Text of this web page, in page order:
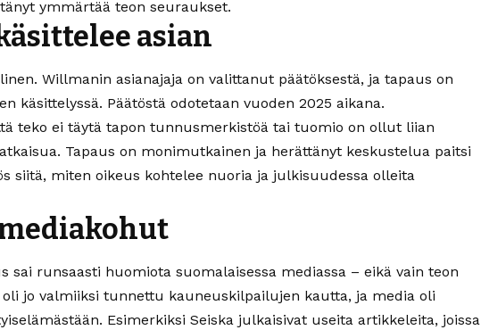
ymmärtää teon seuraukset.
asian
Willmanin asianajaja on valittanut päätöksestä, ja tapaus on
käsittelyssä. Päätöstä odotetaan vuoden 2025 aikana.
teko ei täytä tapon tunnusmerkistöä tai tuomio on ollut liian
Tapaus on monimutkainen ja herättänyt keskustelua paitsi
siitä, miten oikeus kohtelee nuoria ja julkisuudessa olleita
sai runsaasti huomiota suomalaisessa mediassa – eikä vain teon
oli jo valmiiksi tunnettu kauneuskilpailujen kautta, ja media oli
Esimerkiksi Seiska julkaisivat useita artikkeleita, joissa